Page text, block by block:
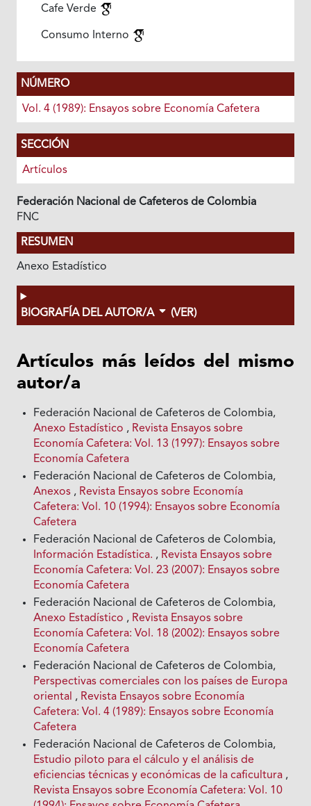
Cafe Verde
Consumo Interno
NÚMERO
Vol. 4 (1989): Ensayos sobre Economía Cafetera
SECCIÓN
Artículos
Federación Nacional de Cafeteros de Colombia
FNC
RESUMEN
Anexo Estadístico
BIOGRAFÍA DEL AUTOR/A (VER)
Artículos más leídos del mismo
autor/a
Federación Nacional de Cafeteros de Colombia,
Anexo Estadístico , Revista Ensayos sobre
Economía Cafetera: Vol. 13 (1997): Ensayos sobre
Economía Cafetera
Federación Nacional de Cafeteros de Colombia,
Anexos , Revista Ensayos sobre Economía
Cafetera: Vol. 10 (1994): Ensayos sobre Economía
Cafetera
Federación Nacional de Cafeteros de Colombia,
Información Estadística. , Revista Ensayos sobre
Economía Cafetera: Vol. 23 (2007): Ensayos sobre
Economía Cafetera
Federación Nacional de Cafeteros de Colombia,
Anexo Estadístico , Revista Ensayos sobre
Economía Cafetera: Vol. 18 (2002): Ensayos sobre
Economía Cafetera
Federación Nacional de Cafeteros de Colombia,
Perspectivas comerciales con los países de Europa
oriental , Revista Ensayos sobre Economía
Cafetera: Vol. 4 (1989): Ensayos sobre Economía
Cafetera
Federación Nacional de Cafeteros de Colombia,
Estudio piloto para el cálculo y el análisis de
eficiencias técnicas y económicas de la caficultura ,
Revista Ensayos sobre Economía Cafetera: Vol. 10